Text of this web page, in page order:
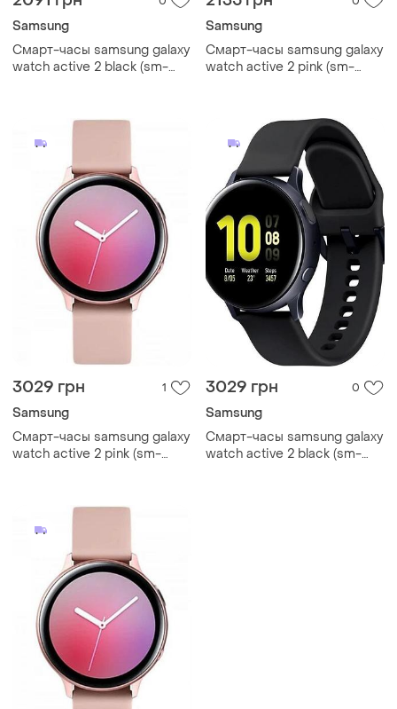
Samsung
Смарт-часы samsung galaxy
watch active 2 black (sm-
Samsung
Смарт-часы samsung galaxy
watch active 2 pink (sm-
3029 грн 1
Samsung
Смарт-часы samsung galaxy
watch active 2 pink (sm-
3029 грн 0
Samsung
Смарт-часы samsung galaxy
watch active 2 black (sm-